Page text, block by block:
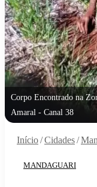
Corpo Encontrado na
Amaral - Canal 38
Início/Cidades/
MANDAGUARI